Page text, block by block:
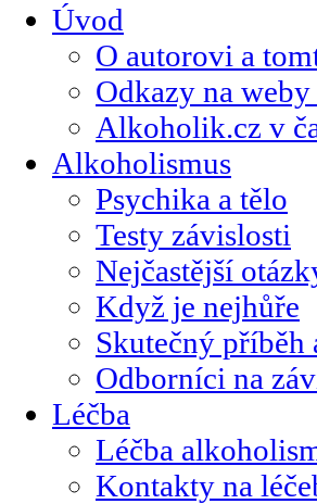
Úvod
O autorovi a
Odkazy na
Alkoholik.cz v
Alkoholismus
Psychika a tělo
Testy závislosti
Nejčastější
Když je nejhůře
Skutečný
Odborníci na
Léčba
Léčba
Kontakty na